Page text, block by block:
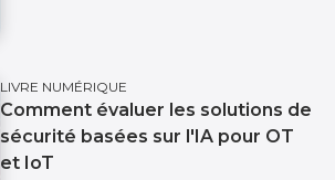
LIVRE NUMÉRIQUE
Comment évaluer les solutions de
sécurité basées sur l'IA pour OT
et IoT